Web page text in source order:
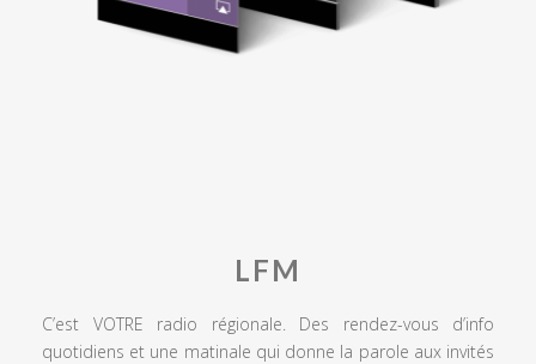
LFM
C’est VOTRE radio régionale. Des rendez-vous d’info
quotidiens et une matinale qui donne la parole aux invités